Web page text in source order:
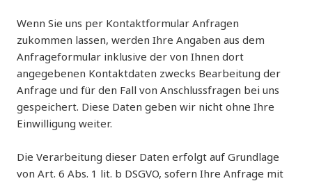
Wenn Sie uns per Kontaktformular Anfragen
zukommen lassen, werden Ihre Angaben aus dem
Anfrageformular inklusive der von Ihnen dort
angegebenen Kontaktdaten zwecks Bearbeitung der
Anfrage und für den Fall von Anschlussfragen bei uns
gespeichert. Diese Daten geben wir nicht ohne Ihre
Einwilligung weiter.
Die Verarbeitung dieser Daten erfolgt auf Grundlage
von Art. 6 Abs. 1 lit. b DSGVO, sofern Ihre Anfrage mit